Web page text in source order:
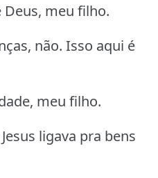
meu filho.
não. Isso aqui é
meu filho.
ligava pra bens